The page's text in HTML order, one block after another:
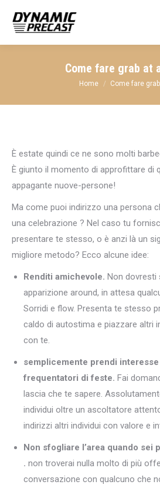
Come fare grab at
You are here:
Home Come fare
È estate quindi ce ne sono molti
È giunto il momento di approfittare di
appagante nuove-persone!
Ma come puoi indirizzo una persona
una celebrazione ? Nel caso tu
presentare te stesso, o è anzi là un
migliore metodo? Ecco alcune idee:
Renditi amichevole. Non dovresti
apparizione around, in attesa
Sorridi e flow. Presenta te stesso
caldo di autostima e piazzare altri
con te.
semplicemente prendi
frequentatori di feste. Fai
lascia che te sapere.
individui oltre un ascoltatore
indirizzi altri individui con valore e
Non sfogliare l’area quando sei
. non troverai nulla molto di più
conversazione con qualcuno che